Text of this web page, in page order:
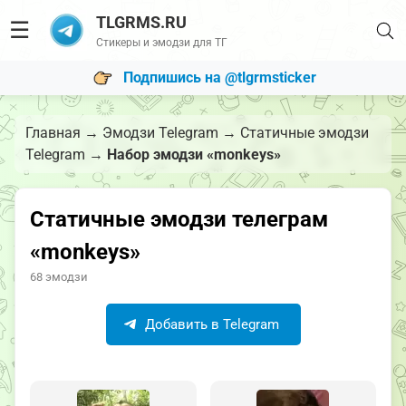
☰ TLGRMS.RU
Стикеры и эмодзи для ТГ
Подпишись на @tlgrmsticker
Главная → Эмодзи Telegram → Статичные эмодзи
Telegram → Набор эмодзи «monkeys»
Статичные эмодзи телеграм
«monkeys»
68 эмодзи
Добавить в Telegram